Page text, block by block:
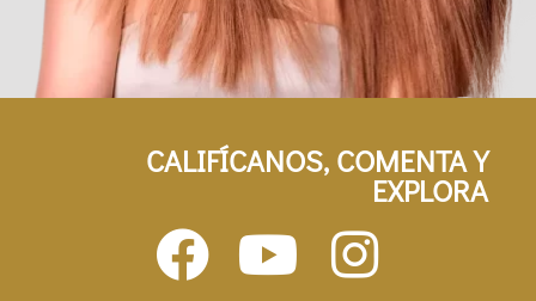
CALIFÍCANOS, COMENTA Y
EXPLORA